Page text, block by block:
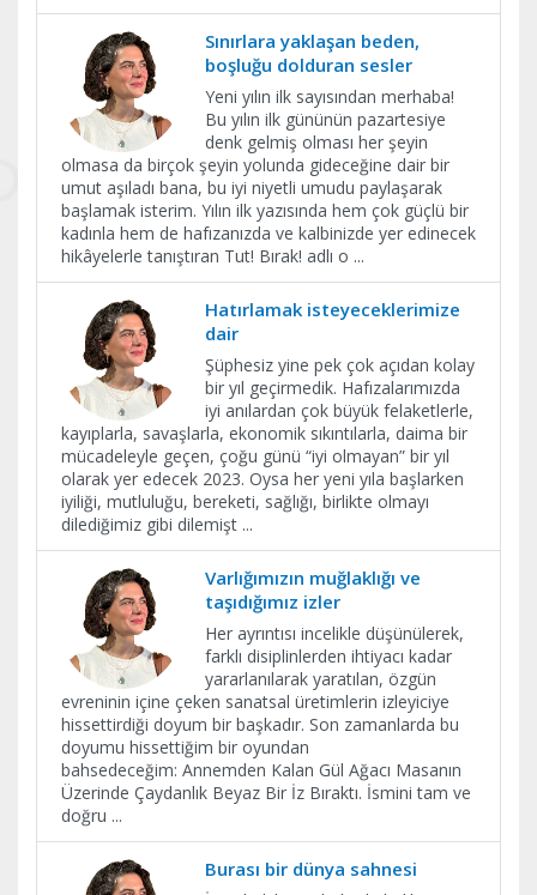
Sınırlara yaklaşan beden,
boşluğu dolduran sesler
Yeni yılın ilk sayısından merhaba!
Bu yılın ilk gününün pazartesiye
denk gelmiş olması her şeyin
olmasa da birçok şeyin yolunda gideceğine dair bir
umut aşıladı bana, bu iyi niyetli umudu paylaşarak
başlamak isterim. Yılın ilk yazısında hem çok güçlü bir
kadınla hem de hafızanızda ve kalbinizde yer edinecek
hikâyelerle tanıştıran Tut! Bırak! adlı o ...
Hatırlamak isteyeceklerimize
dair
Şüphesiz yine pek çok açıdan kolay
bir yıl geçirmedik. Hafızalarımızda
iyi anılardan çok büyük felaketlerle,
kayıplarla, savaşlarla, ekonomik sıkıntılarla, daima bir
mücadeleyle geçen, çoğu günü “iyi olmayan” bir yıl
olarak yer edecek 2023. Oysa her yeni yıla başlarken
iyiliği, mutluluğu, bereketi, sağlığı, birlikte olmayı
dilediğimiz gibi dilemişt ...
Varlığımızın muğlaklığı ve
taşıdığımız izler
Her ayrıntısı incelikle düşünülerek,
farklı disiplinlerden ihtiyacı kadar
yararlanılarak yaratılan, özgün
evreninin içine çeken sanatsal üretimlerin izleyiciye
hissettirdiği doyum bir başkadır. Son zamanlarda bu
doyumu hissettiğim bir oyundan
bahsedeceğim: Annemden Kalan Gül Ağacı Masanın
Üzerinde Çaydanlık Beyaz Bir İz Bıraktı. İsmini tam ve
doğru ...
Burası bir dünya sahnesi